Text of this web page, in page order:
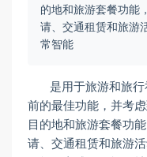
的地和旅游套餐功能
请、交通租赁和旅游
常智能
是用于旅游和旅行
前的最佳功能，并考
目的地和旅游套餐功
请、交通租赁和旅游